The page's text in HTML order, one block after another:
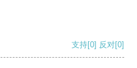
支持[0] 反对[0]